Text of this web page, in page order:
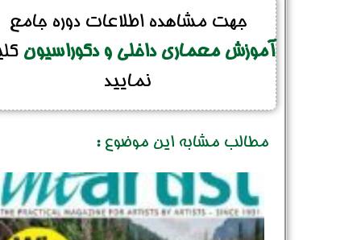
جهت مشاهده اطلاعات دوره جامع
آموزش معماری داخلی و دکوراسیون
نمایید
مطالب مشابه این موضوع :